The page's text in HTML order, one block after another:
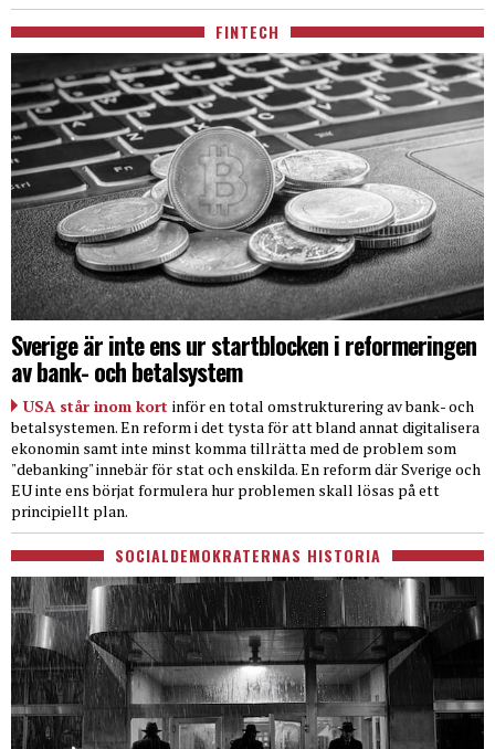
FINTECH
Sverige är inte ens ur startblocken i reformeringen
av bank- och betalsystem
USA står inom kort inför en total omstrukturering av bank- och
betalsystemen. En reform i det tysta för att bland annat digitalisera
ekonomin samt inte minst komma tillrätta med de problem som
"debanking" innebär för stat och enskilda. En reform där Sverige och
EU inte ens börjat formulera hur problemen skall lösas på ett
principiellt plan.
SOCIALDEMOKRATERNAS HISTORIA